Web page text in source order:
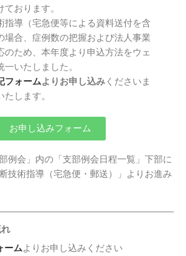
おります。
指導（宅急便等による資料送付を含
場合、症例数の把握および法人事業
のため、本年度より申込方法をウェ
いたしました。
フォームよりお申し込み くださいま
します。
お申し込みフォーム
例会」内の「支部例会日程一覧」下部に
技術指導（宅急便・郵送）」よりお進み
ームよりお申し込みください